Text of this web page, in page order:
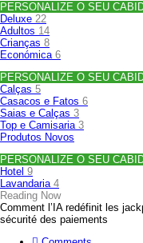
PERSONALIZE O SEU
Deluxe 22
Adultos 14
Crianças 8
Económica 6
PERSONALIZE O SEU
Calças 5
Casacos e Fatos 6
Saias e Calças 3
Top e Camisaria 3
Produtos Novos
PERSONALIZE O SEU
Hotel 9
Lavandaria 4
Reading Now
Comment l’IA redéfinit les
sécurité des paiements